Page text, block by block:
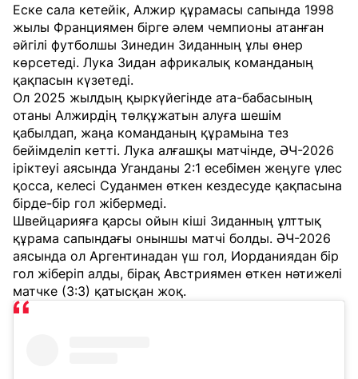
Еске сала кетейік, Алжир құрамасы сапында 1998
жылы Франциямен бірге әлем чемпионы атанған
әйгілі футболшы Зинедин Зиданның ұлы өнер
көрсетеді. Лука Зидан африкалық команданың
қақпасын күзетеді.
Ол 2025 жылдың қыркүйегінде ата-бабасының
отаны Алжирдің төлқұжатын алуға шешім
қабылдап, жаңа команданың құрамына тез
бейімделіп кетті. Лука алғашқы матчінде, ӘЧ-2026
іріктеуі аясында Уганданы 2:1 есебімен жеңуге үлес
қосса, келесі Суданмен өткен кездесуде қақпасына
бірде-бір гол жібермеді.
Швейцарияға қарсы ойын кіші Зиданның ұлттық
құрама сапындағы оныншы матчі болды. ӘЧ-2026
аясында ол Аргентинадан үш гол, Иорданиядан бір
гол жіберіп алды, бірақ Австриямен өткен нәтижелі
матчке (3:3) қатысқан жоқ.